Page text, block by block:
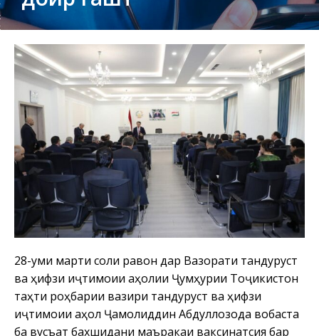
28-уми марти соли равон дар Вазорати тандурустӣ
ва ҳифзи иҷтимоии аҳолии Ҷумҳурии Тоҷикистон
таҳти роҳбарии вазири тандурустӣ ва ҳифзи
иҷтимоии аҳолӣ Ҷамолиддин Абдуллозода вобаста
ба вусъат бахшидани маъракаи ваксинатсия бар